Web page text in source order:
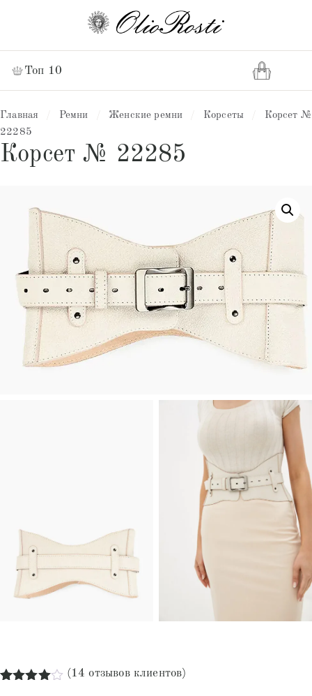
Топ 10
Главная Ремни Женские ремни Корсеты
Корсет №
22285
Корсет № 22285
(14 отзывов клиентов)